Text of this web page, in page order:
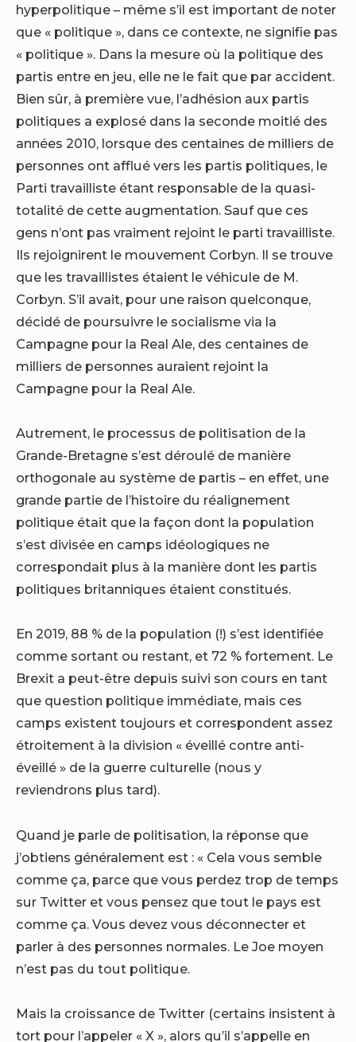
hyperpolitique – même s’il est important de noter
que « politique », dans ce contexte, ne signifie pas
« politique ». Dans la mesure où la politique des
partis entre en jeu, elle ne le fait que par accident.
Bien sûr, à première vue, l’adhésion aux partis
politiques a explosé dans la seconde moitié des
années 2010, lorsque des centaines de milliers de
personnes ont afflué vers les partis politiques, le
Parti travailliste étant responsable de la quasi-
totalité de cette augmentation. Sauf que ces
gens n’ont pas vraiment rejoint le parti travailliste.
Ils rejoignirent le mouvement Corbyn. Il se trouve
que les travaillistes étaient le véhicule de M.
Corbyn. S’il avait, pour une raison quelconque,
décidé de poursuivre le socialisme via la
Campagne pour la Real Ale, des centaines de
milliers de personnes auraient rejoint la
Campagne pour la Real Ale.
Autrement, le processus de politisation de la
Grande-Bretagne s’est déroulé de manière
orthogonale au système de partis – en effet, une
grande partie de l’histoire du réalignement
politique était que la façon dont la population
s’est divisée en camps idéologiques ne
correspondait plus à la manière dont les partis
politiques britanniques étaient constitués.
En 2019, 88 % de la population (!) s’est identifiée
comme sortant ou restant, et 72 % fortement. Le
Brexit a peut-être depuis suivi son cours en tant
que question politique immédiate, mais ces
camps existent toujours et correspondent assez
étroitement à la division « éveillé contre anti-
éveillé » de la guerre culturelle (nous y
reviendrons plus tard).
Quand je parle de politisation, la réponse que
j’obtiens généralement est : « Cela vous semble
comme ça, parce que vous perdez trop de temps
sur Twitter et vous pensez que tout le pays est
comme ça. Vous devez vous déconnecter et
parler à des personnes normales. Le Joe moyen
n’est pas du tout politique.
Mais la croissance de Twitter (certains insistent à
tort pour l’appeler « X », alors qu’il s’appelle en